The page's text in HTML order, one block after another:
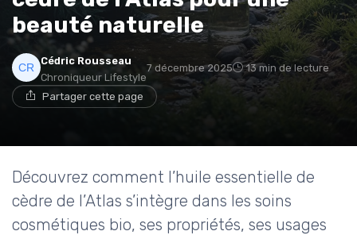
beauté naturelle
Cédric Rousseau
Chroniqueur Lifestyle
7 décembre 2025 13 min de lecture
Partager cette page
Découvrez comment l’huile essentielle de
cèdre de l’Atlas s’intègre dans les soins
cosmétiques bio, ses propriétés, ses usages